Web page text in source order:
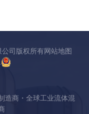
司版权所有网站地图
造商・全球工业流体混